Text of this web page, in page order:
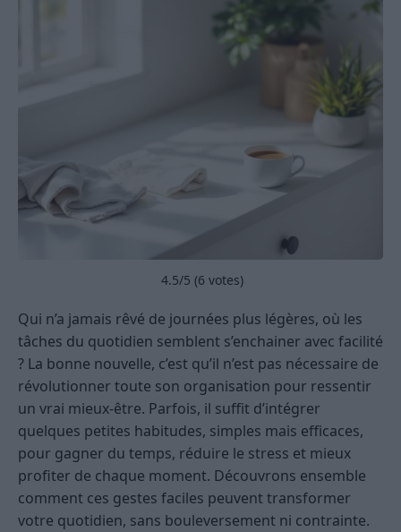
4.5/5 (6 votes)
Qui n’a jamais rêvé de journées plus légères, où les
tâches du quotidien semblent s’enchainer avec facilité
? La bonne nouvelle, c’est qu’il n’est pas nécessaire de
révolutionner toute son organisation pour ressentir
un vrai mieux-être. Parfois, il suffit d’intégrer
quelques petites habitudes, simples mais efficaces,
pour gagner du temps, réduire le stress et mieux
profiter de chaque moment. Découvrons ensemble
comment ces gestes faciles peuvent transformer
votre quotidien, sans bouleversement ni contrainte.